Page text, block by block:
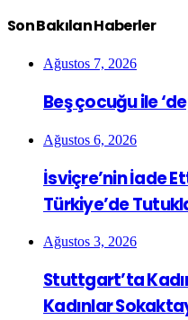
Son Bakılan Haberler
Ağustos 7, 2026
Beş çocuğu ile
Ağustos 6, 2026
İsviçre’nin İade
Türkiye’de
Ağustos 3, 2026
Stuttgart’ta
Kadınlar